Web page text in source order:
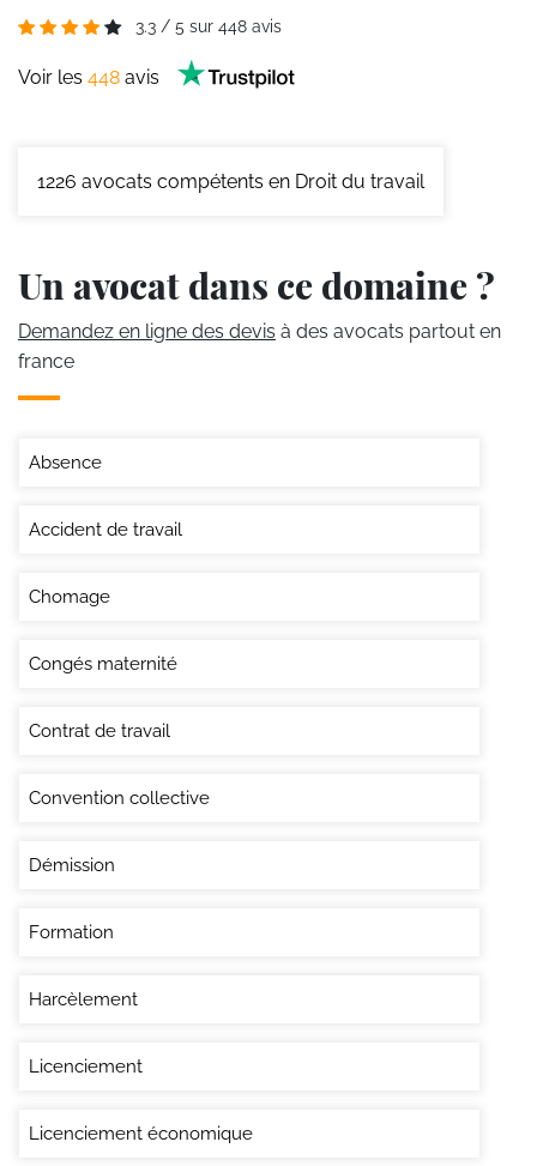
3.3 / 5 sur 448 avis
Voir les 448 avis
1226 avocats compétents en Droit du travail
Un avocat dans ce domaine ?
Demandez en ligne des devis à des avocats partout en
france
Absence
Accident de travail
Chomage
Congés maternité
Contrat de travail
Convention collective
Démission
Formation
Harcèlement
Licenciement
Licenciement économique